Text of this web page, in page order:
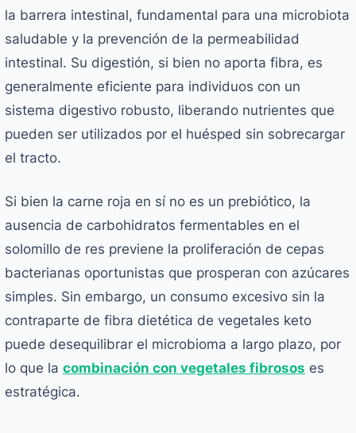
la barrera intestinal, fundamental para una microbiota
saludable y la prevención de la permeabilidad
intestinal. Su digestión, si bien no aporta fibra, es
generalmente eficiente para individuos con un
sistema digestivo robusto, liberando nutrientes que
pueden ser utilizados por el huésped sin sobrecargar
el tracto.
Si bien la carne roja en sí no es un prebiótico, la
ausencia de carbohidratos fermentables en el
solomillo de res previene la proliferación de cepas
bacterianas oportunistas que prosperan con azúcares
simples. Sin embargo, un consumo excesivo sin la
contraparte de fibra dietética de vegetales keto
puede desequilibrar el microbioma a largo plazo, por
lo que la combinación con vegetales fibrosos es
estratégica.